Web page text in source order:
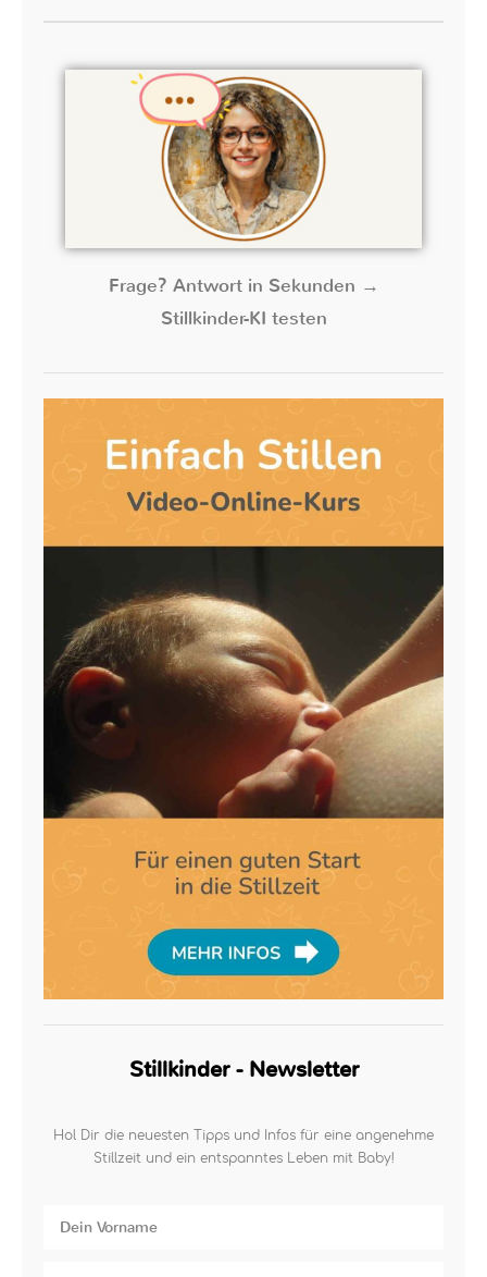
Frage? Antwort in Sekunden →
Stillkinder-KI testen
Stillkinder - Newsletter
Hol Dir die neuesten Tipps und Infos für eine angenehme
Stillzeit und ein entspanntes Leben mit Baby!